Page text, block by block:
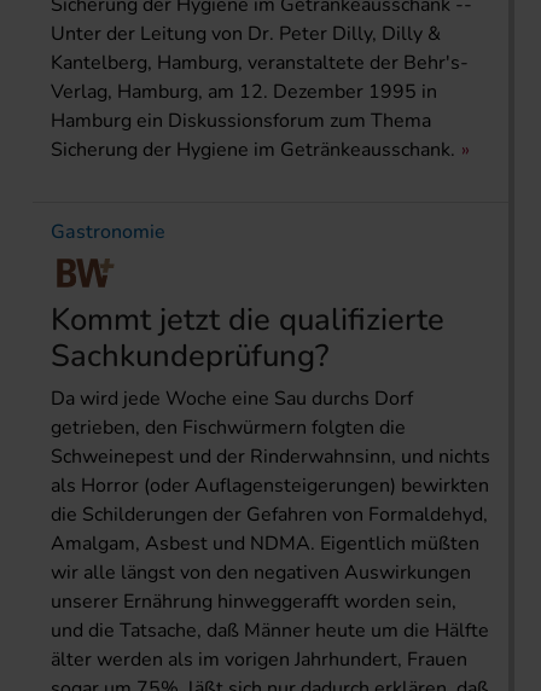
Unter der Leitung von Dr. Peter Dilly, Dilly &
Kantelberg, Hamburg, veranstaltete der Behr's-
Verlag, Hamburg, am 12. Dezember 1995 in
Hamburg ein Diskussionsforum zum Thema
Sicherung der Hygiene im Getränkeausschank.
Gastronomie
Kommt jetzt die qualifizierte
Sachkundeprüfung?
Da wird jede Woche eine Sau durchs Dorf
getrieben, den Fischwürmern folgten die
Schweinepest und der Rinderwahnsinn, und nichts
als Horror (oder Auflagensteigerungen) bewirkten
die Schilderungen der Gefahren von Formaldehyd,
Amalgam, Asbest und NDMA. Eigentlich müßten
wir alle längst von den negativen Auswirkungen
unserer Ernährung hinweggerafft worden sein,
und die Tatsache, daß Männer heute um die Hälfte
älter werden als im vorigen Jahrhundert, Frauen